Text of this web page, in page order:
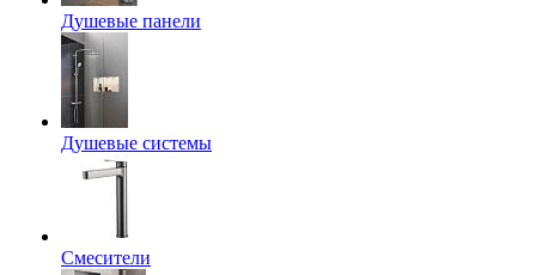
Душевые панели
Душевые системы
Смесители